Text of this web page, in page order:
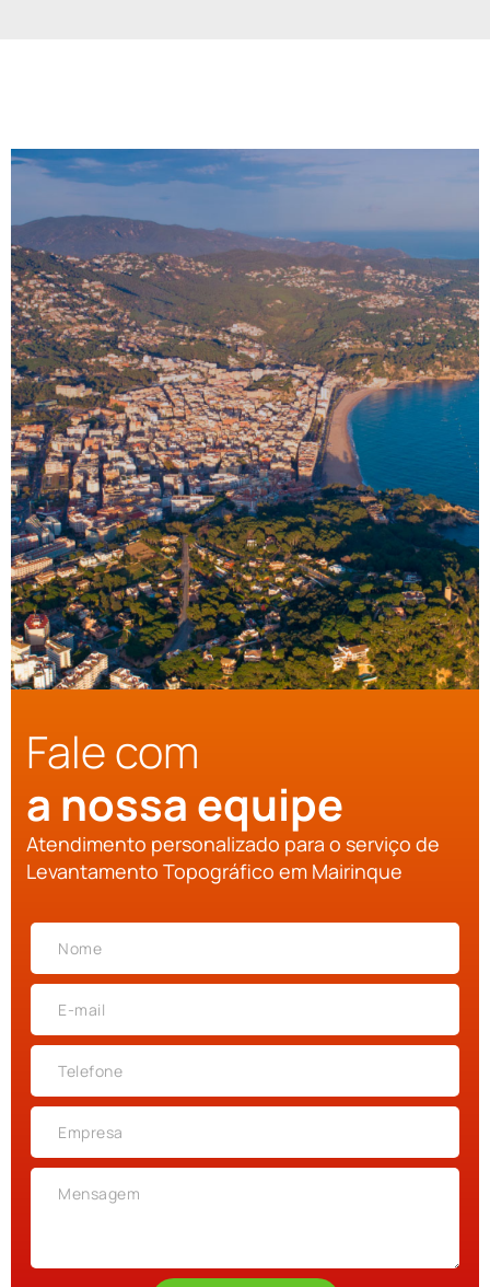
Fale com
a nossa equipe
Atendimento personalizado para o serviço de
Levantamento Topográfico em Mairinque